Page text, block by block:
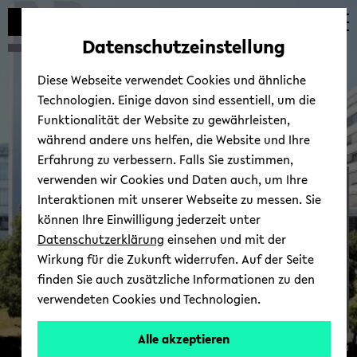
Automatische
vermeiden
zum
wechseln
zum
wechseln
zum
wechseln
Ich möch­te be­ra­ten
© Uni­ver­si­tät Bie­le­feld
Datenschutzeinstellung
Diese Webseite verwendet Cookies und ähnliche
Technologien. Einige davon sind essentiell, um die
Funktionalität der Website zu gewährleisten,
während andere uns helfen, die Website und Ihre
Erfahrung zu verbessern. Falls Sie zustimmen,
verwenden wir Cookies und Daten auch, um Ihre
Interaktionen mit unserer Webseite zu messen. Sie
können Ihre Einwilligung jederzeit unter
Datenschutzerklärung einsehen und mit der
Wirkung für die Zukunft widerrufen. Auf der Seite
finden Sie auch zusätzliche Informationen zu den
verwendeten Cookies und Technologien.
Alle akzeptieren